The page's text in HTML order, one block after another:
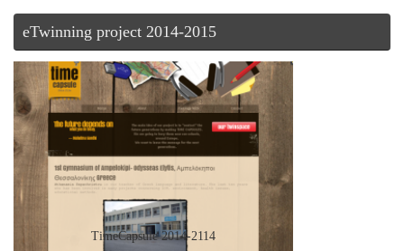
eTwinning project 2014-2015
TimeCapsule 2014-2114